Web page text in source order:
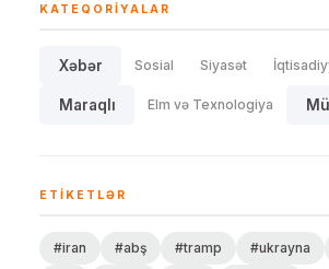
KATEQORIYALAR
Xəbər Sosial Siyasət
Maraqlı Elm və Texnologiya
ETIKETLƏR
#iran #abş #tramp #ukrayna